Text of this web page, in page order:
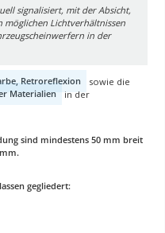
signalisiert, mit der Absicht,
Lichtverhältnissen
in der
Retroreflexion
sowie die
Materialien
in der
sind mindestens 50 mm breit
gegliedert: